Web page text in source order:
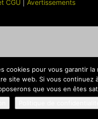
CGU
Avertissements
cookies pour vous garantir la
site web. Si vous continuez
que vous en êtes